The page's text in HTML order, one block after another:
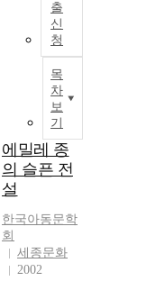
출
신
청
목
차
보
기
에밀레 종
의 슬픈 전
설
한국아동문학
회
세종문화
2002